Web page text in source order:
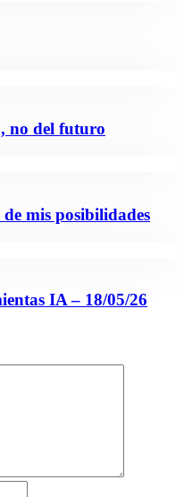
no del futuro
mis posibilidades
IA – 18/05/26